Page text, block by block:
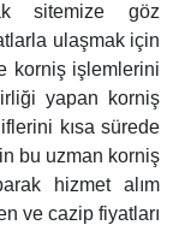
sitemize göz
ulaşmak için
korniş işlemlerini
yapan korniş
kısa sürede
bu uzman korniş
hizmet alım
ve cazip fiyatları